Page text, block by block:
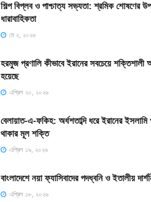
শিল্প বিপ্লব ও পাশ্চাত্য সভ্যতা: শ্রমিক শোষণের
ধারাবাহিকতা
মে ২, ২০২৬
হরমুজ প্রণালি কীভাবে ইরানের সবচেয়ে শক্তিশালী
হয়েছে
এপ্রিল ২০, ২০২৬
বেলায়াত-এ-ফকিহ: অর্ধশতাব্দি ধরে ইরানের ইসলামি
থাকার মূল শক্তি
এপ্রিল ১৯, ২০২৬
বাংলাদেশে নয়া ফ্যাসিবাদের পদধ্বনি ও ইতালীয়
এপ্রিল ১৮, ২০২৬